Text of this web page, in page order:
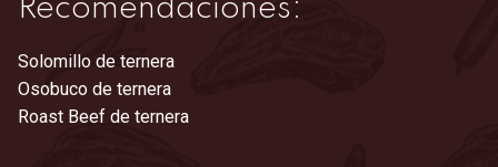
Recomendaciones:
Solomillo de ternera
Osobuco de ternera
Roast Beef de ternera